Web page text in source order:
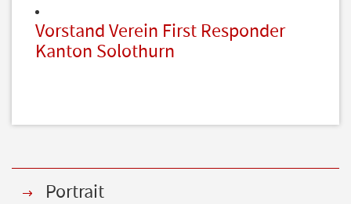
Vorstand Verein First Responder
Kanton Solothurn
Portrait